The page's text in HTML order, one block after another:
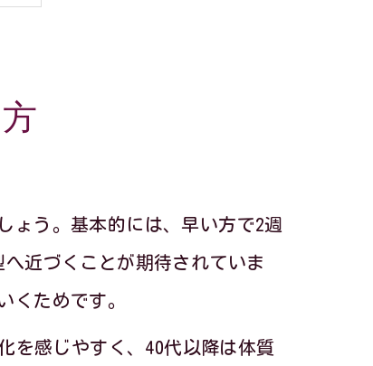
ょう。基本的には、早い方で2週
近づくことが期待されていま
くためです。
を感じやすく、40代以降は体質